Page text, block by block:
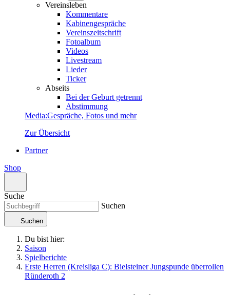
Vereinsleben
Kommentare
Kabinengespräche
Vereinszeitschrift
Fotoalbum
Videos
Livestream
Lieder
Ticker
Abseits
Bei der Geburt getrennt
Abstimmung
Media:Gespräche, Fotos und mehr
Zur Übersicht
Partner
Shop
Suche
Suchen
Suchen
Du bist hier:
Saison
Spielberichte
Erste Herren (Kreisliga C): Bielsteiner Jungspunde überrollen
Ründeroth 2